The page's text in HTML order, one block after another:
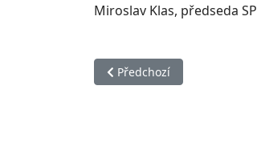
Miroslav Klas, předseda
Předchozí článek: Činnost
Předchozí